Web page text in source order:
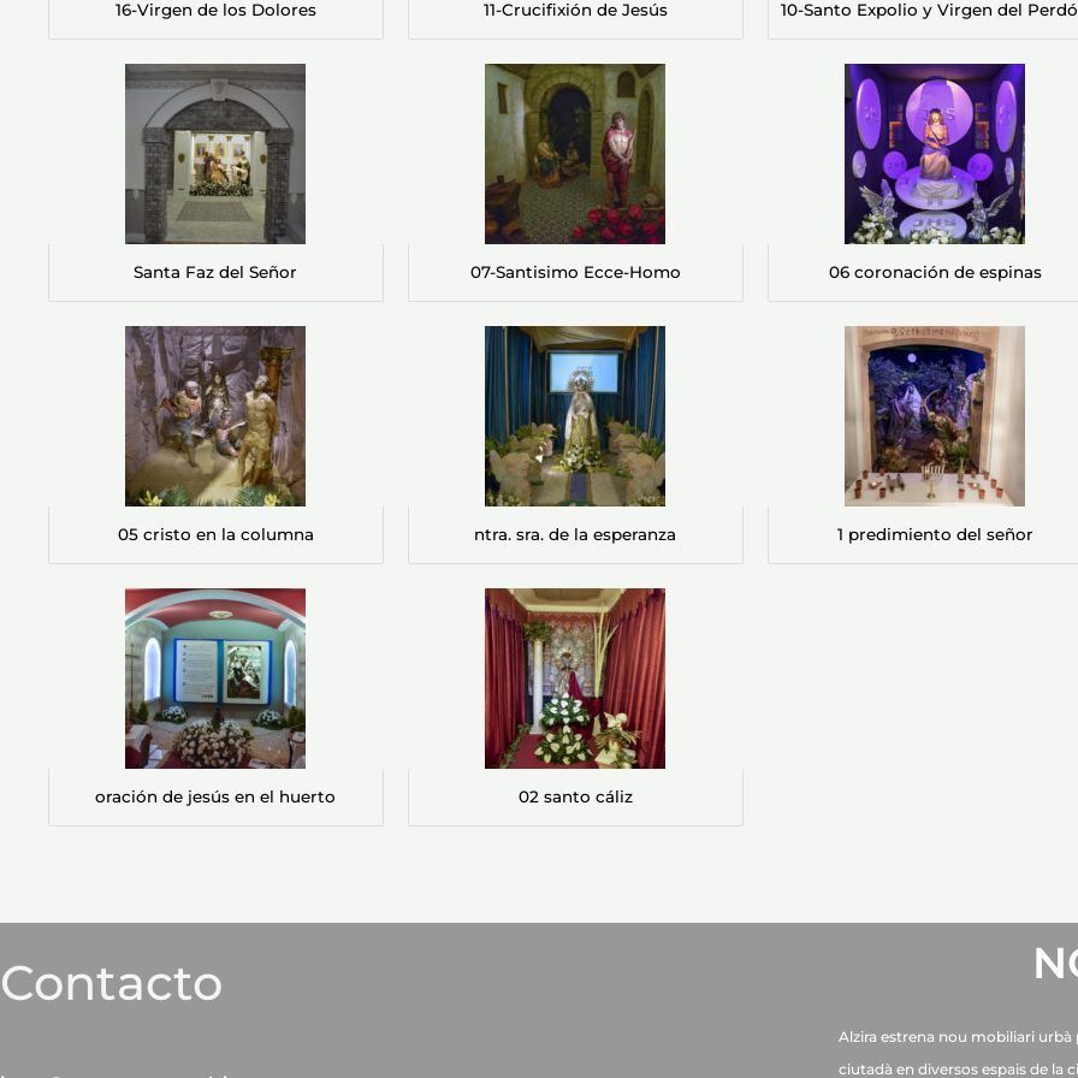
16-Virgen de los Dolores 11-Crucifixión de Jesús 10-Santo Expolio y Virgen del
Santa Faz del Señor 07-Santisimo Ecce-Homo 06 coronación de espinas
05 cristo en la columna ntra. sra. de la esperanza 1 predimiento del señor
oración de jesús en el huerto 02 santo cáliz
Contacto
Alzira estrena nou mobiliari urbà
ciutadà en diversos espais de la